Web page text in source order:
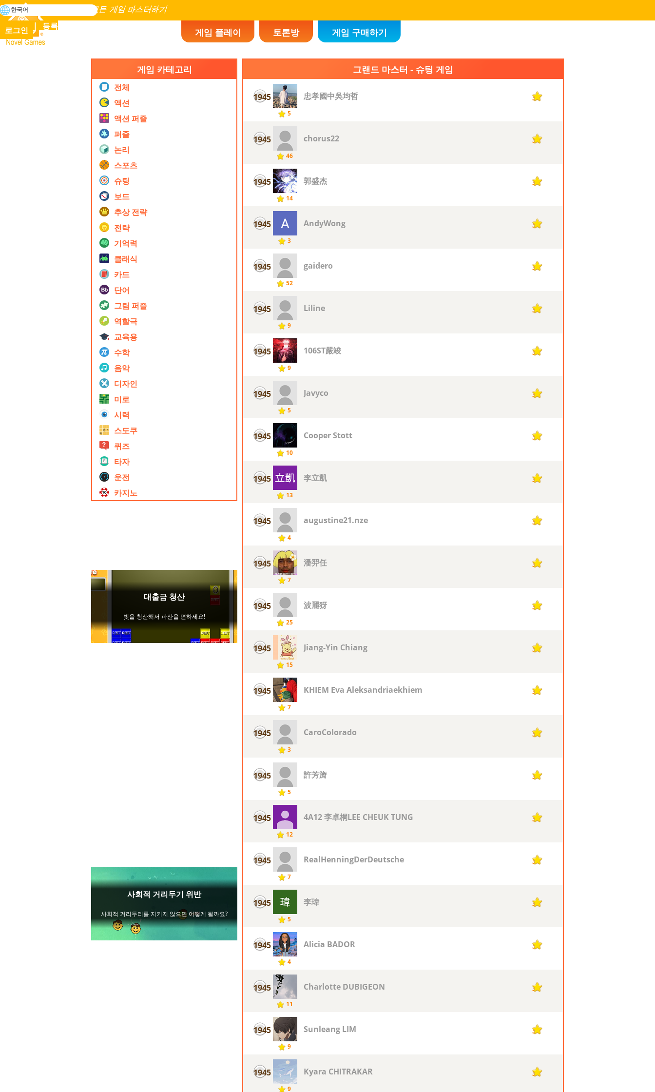
Novel Games
인류 역사에 존재하는 모든 게임 마스터하기
검
색
게임 플레이 토론방 게임 구매하기
로그인 등록
한국어
게임 카테고리
전체
액션
액션 퍼즐
퍼즐
논리
스포츠
슈팅
보드
추상 전략
전략
기억력
클래식
카드
단어
그림 퍼즐
역할극
교육용
수학
음악
디자인
미로
시력
스도쿠
퀴즈
타자
운전
카지노
그랜드 마스터 - 슈팅 게임
1945
5
忠孝國中吳均哲 3
1945
46
chorus22 3
1945
14
郭盛杰 3
1945
3
AndyWong 3
1945
52
gaidero 3
1945
9
Liline 3
1945
9
106ST嚴竣 3
1945
5
Javyco 3
1945
10
Cooper Stott 3
1945
13
李立凱 3
1945
4
augustine21.nze 3
1945
7
潘羿任 3
1945
25
波麗犽 3
1945
15
Jiang-Yin Chiang 3
1945
7
KHIEM Eva Aleksandriaekhiem 3
1945
3
CaroColorado 3
1945
5
許芳旖 3
1945
12
4A12 李卓桐LEE CHEUK TUNG 3
1945
7
RealHenningDerDeutsche 3
1945
5
李瑋 3
1945
4
Alicia BADOR 3
1945
11
Charlotte DUBIGEON 3
1945
9
Sunleang LIM 3
1945
9
Kyara CHITRAKAR 3